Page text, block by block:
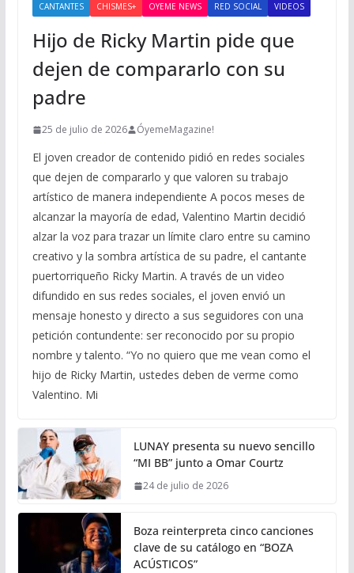
CANTANTES CHISMES+ OYEME NEWS RED SOCIAL VIDEOS
Hijo de Ricky Martin pide que
dejen de compararlo con su
padre
25 de julio de 2026 ÓyemeMagazine!
El joven creador de contenido pidió en redes sociales
que dejen de compararlo y que valoren su trabajo
artístico de manera independiente A pocos meses de
alcanzar la mayoría de edad, Valentino Martin decidió
alzar la voz para trazar un límite claro entre su camino
creativo y la sombra artística de su padre, el cantante
puertorriqueño Ricky Martin. A través de un video
difundido en sus redes sociales, el joven envió un
mensaje honesto y directo a sus seguidores con una
petición contundente: ser reconocido por su propio
nombre y talento. “Yo no quiero que me vean como el
hijo de Ricky Martin, ustedes deben de verme como
Valentino. Mi
LUNAY presenta su nuevo sencillo
“MI BB” junto a Omar Courtz
24 de julio de 2026
Boza reinterpreta cinco canciones
clave de su catálogo en “BOZA
ACÚSTICOS”